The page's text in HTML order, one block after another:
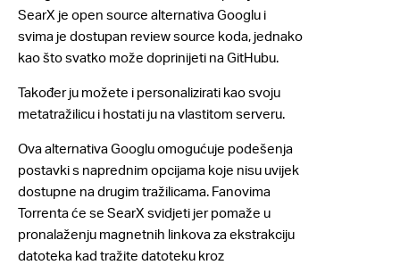
SearX je open source alternativa Googlu i
svima je dostupan review source koda, jednako
kao što svatko može doprinijeti na GitHubu.
Također ju možete i personalizirati kao svoju
metatražilicu i hostati ju na vlastitom serveru.
Ova alternativa Googlu omogućuje podešenja
postavki s naprednim opcijama koje nisu uvijek
dostupne na drugim tražilicama. Fanovima
Torrenta će se SearX svidjeti jer pomaže u
pronalaženju magnetnih linkova za ekstrakciju
datoteka kad tražite datoteku kroz